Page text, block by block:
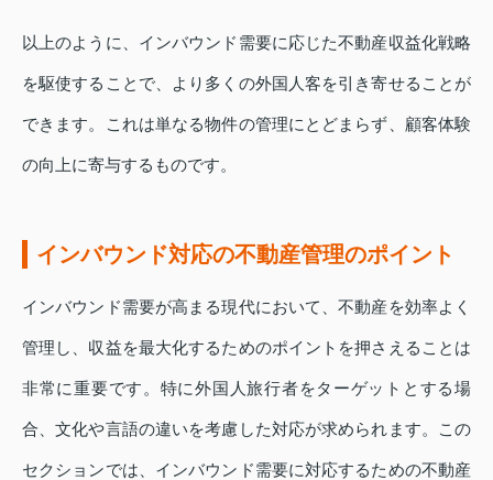
以上のように、インバウンド需要に応じた不動産収益化戦略
を駆使することで、より多くの外国人客を引き寄せることが
できます。これは単なる物件の管理にとどまらず、顧客体験
の向上に寄与するものです。
インバウンド対応の不動産管理のポイント
インバウンド需要が高まる現代において、不動産を効率よく
管理し、収益を最大化するためのポイントを押さえることは
非常に重要です。特に外国人旅行者をターゲットとする場
合、文化や言語の違いを考慮した対応が求められます。この
セクションでは、インバウンド需要に対応するための不動産